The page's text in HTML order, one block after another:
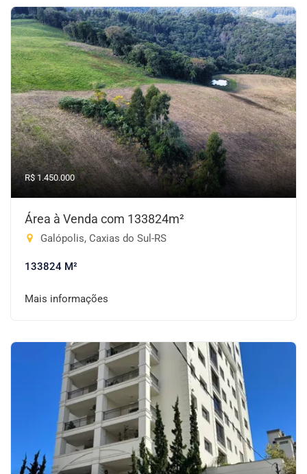
R$ 1.450.000
Área à Venda com 133824m²
Galópolis, Caxias do Sul-RS
133824 M²
Mais informações